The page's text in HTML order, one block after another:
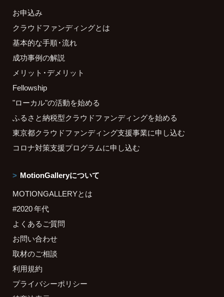
お申込み
クラウドファンディングとは
基本的な手順・流れ
成功事例の解説
メリット・デメリット
Fellowship
"ローカル"の活動を始める
ふるさと納税型クラウドファンディングを始める
東京都クラウドファンディング支援事業に申し込む
コロナ対策支援プログラムに申し込む
MotionGalleryについて
MOTIONGALLERYとは
#2020 年代
よくあるご質問
お問い合わせ
取材のご相談
利用規約
プライバシーポリシー